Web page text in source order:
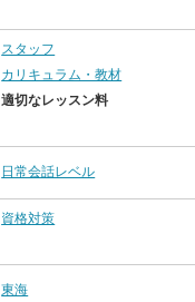
スタッフ
カリキュラム・教材
適切なレッスン料
日常会話レベル
資格対策
東海